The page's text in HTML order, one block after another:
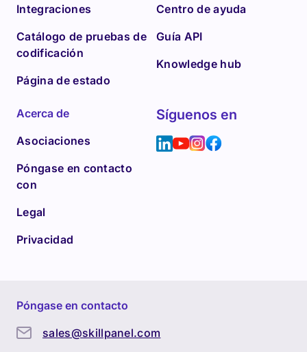
Integraciones
Catálogo de pruebas de
codificación
Página de estado
Centro de ayuda
Guía API
Knowledge hub
Acerca de
Asociaciones
Póngase en contacto
con
Legal
Privacidad
Síguenos en
Póngase en contacto
sales@skillpanel.com